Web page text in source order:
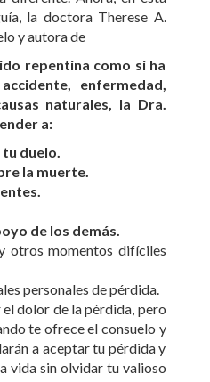
enfermedad,
naturales, la Dra.
a:
duelo.
la muerte.
de los demás.
otros momentos difíciles
personales de pérdida.
dolor de la pérdida, pero
te ofrece el consuelo y
a aceptar tu pérdida y
vida sin olvidar tu valioso